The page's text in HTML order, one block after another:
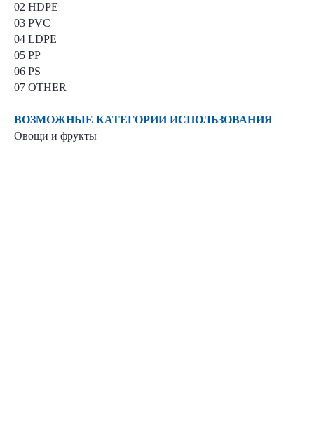
02 HDPE
03 PVC
04 LDPE
05 PP
06 PS
07 OTHER
ВОЗМОЖНЫЕ КАТЕГОРИИ ИСПОЛЬЗОВАНИЯ
Овощи и фрукты